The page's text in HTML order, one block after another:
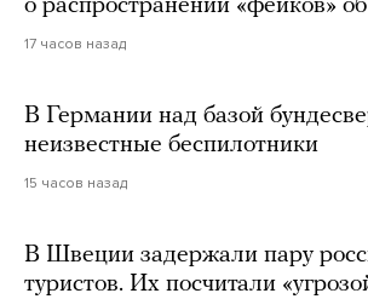
о распространении «фейков»
17 часов назад
В Германии над базой
неизвестные беспилотники
15 часов назад
В Швеции задержали пару
туристов. Их посчитали